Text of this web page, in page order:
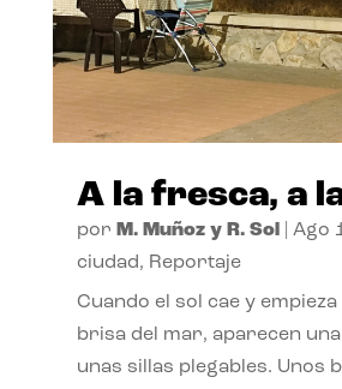
A la fresca, a
por M. Muñoz y R. Sol| Ago
ciudad, Reportaje
Cuando el sol cae y
brisa del mar, aparecen
unas sillas plegables. Unos